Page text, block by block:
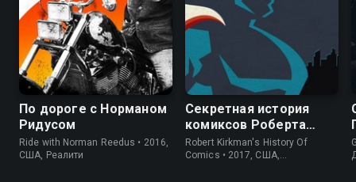
8.1 8.2
По дороге с Норманом
Ридусом
Ride with Norman Reedus • 2016,
США, Реалити
7.8 7.9
Секретная история
комиксов Роберта
Киркмана
Robert Kirkman's History Of
Comics • 2017, США,